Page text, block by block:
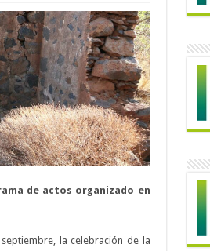
de actos organizado en
la celebración de la